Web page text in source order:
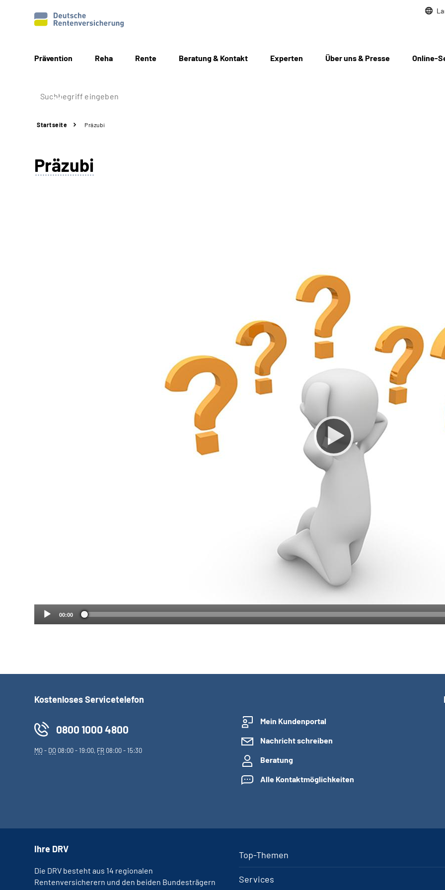
Prävention Reha Rente Beratung & Kontakt Experten Über uns & Presse Online-
Startseite Präzubi
Präzubi
00:00
Kostenloses Servicetelefon
0800 1000 4800
MO- DO 08:00 - 19:00, FR 08:00 - 15:30
Mein Kundenportal
Nachricht schreiben
Beratung
Alle Kontaktmöglichkeiten
Top-Themen
Services
Ihre DRV
Die DRV besteht aus 14 regionalen
Rentenversicherern und den beiden Bundesträgern